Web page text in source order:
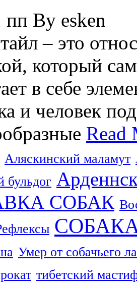
пп By esken
– это
который
в себе
и человек
Read
Аляскинский маламут
бульдог
СОБАК
Умер от собачьего
тибетский